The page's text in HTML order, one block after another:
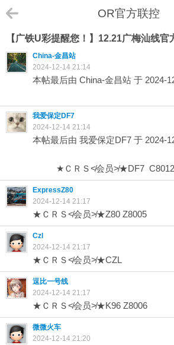
OR官方联控
【广铁U彩提醒您！】12.21广梅汕线官
China-金昌站
2024-12-14 21:14
本帖最后由 China-金昌站 于 2024-
我爱保定DF7
2024-12-14 21:14
本帖最后由 我爱保定DF7 于 2024-
★ＣＲＳ≮会员≯★DF7 C8012
ExpressZ80
2024-12-14 21:17
★ＣＲＳ≮会员≯★Z80 Z8005
Czl
2024-12-14 21:17
★ＣＲＳ≮会员≯★CZL
逗比一号线
2024-12-14 21:17
★ＣＲＳ≮会员≯★K96 Z8006
微微火车
2024-12-14 21:20